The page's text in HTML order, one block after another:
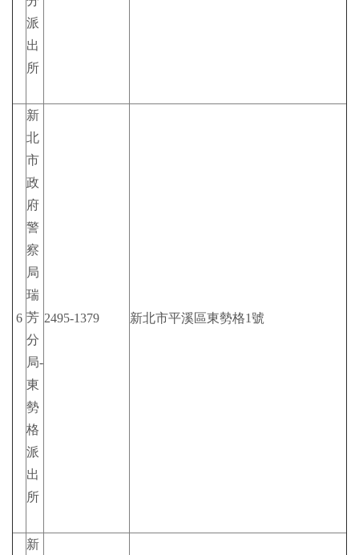
派
出
所
6
新
北
市
政
府
警
察
局
瑞
芳
分
局-
東
勢
格
派
出
所
2495-1379 新北市平溪區東勢格1號
新